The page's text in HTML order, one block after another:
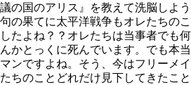
議の国のアリス』を教えて洗脳しよ
句の果てに太平洋戦争もオレたちの
したよね？？オレたちは当事者でも
んかとっくに死んでいます。でも本
マンですよね。そう、今はフリーメ
たちのことどれだけ見下してきたこ